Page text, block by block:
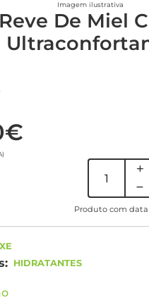
Imagem ilustrativa
De Miel
Produto com data
HIDRATANTES